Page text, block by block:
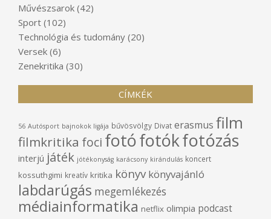
Művészsarok (42)
Sport (102)
Technológia és tudomány (20)
Versek (6)
Zenekritika (30)
CÍMKÉK
56 Autósport bajnokok ligája bűvösvölgy Divat erasmus film
filmkritika foci fotófotókfotózás
interjú játék jótékonyság karácsony kirándulás koncert
kossuthgimi kreatív kritika könyv könyvajánló
labdarúgás megemlékezés
médiainformatika netflix olimpia podcast